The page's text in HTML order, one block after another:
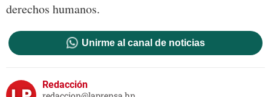
derechos humanos.
Unirme al canal de noticias
Redacción